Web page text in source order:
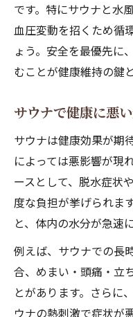
です。特にサウナと水
血圧変動を招くため循
ょう。安全を最優先に
むことが健康維持の鍵
サウナで健康に悪
サウナは健康効果が期
によっては悪影響が現
ースとして、脱水症状
度な負担が挙げられま
と、体内の水分が急速
例えば、サウナでの長
合、めまい・頭痛・立
とがあります。さらに
ウナの熱刺激で症状が